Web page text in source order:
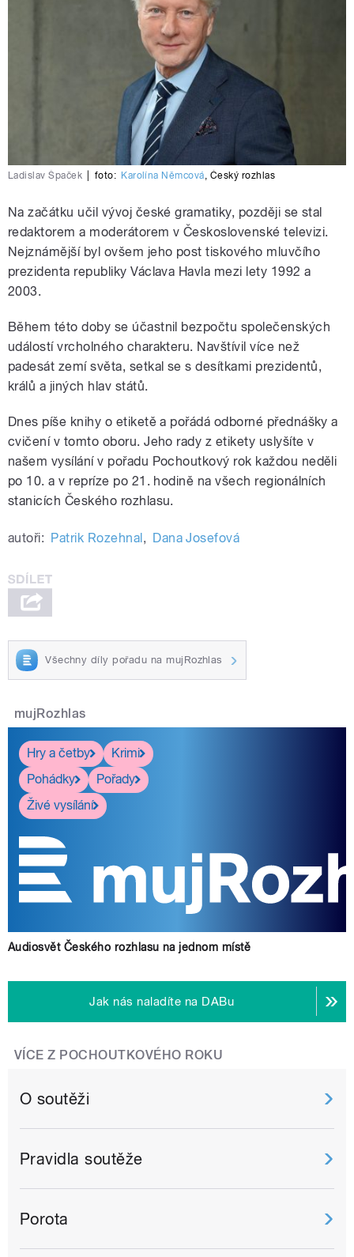
Ladislav Špaček foto: Karolína Němcová, Český rozhlas
Na začátku učil vývoj české gramatiky, později se stal
redaktorem a moderátorem v Československé televizi.
Nejznámější byl ovšem jeho post tiskového mluvčího
prezidenta republiky Václava Havla mezi lety 1992 a
2003.
Během této doby se účastnil bezpočtu společenských
událostí vrcholného charakteru. Navštívil více než
padesát zemí světa, setkal se s desítkami prezidentů,
králů a jiných hlav států.
Dnes píše knihy o etiketě a pořádá odborné přednášky a
cvičení v tomto oboru. Jeho rady z etikety uslyšíte v
našem vysílání v pořadu Pochoutkový rok každou neděli
po 10. a v repríze po 21. hodině na všech regionálních
stanicích Českého rozhlasu.
autoři: Patrik Rozehnal, Dana Josefová
Všechny díly pořadu na mujRozhlas
mujRozhlas
Hry a četby
Krimi
Pohádky
Pořady
Živé vysílání
Audiosvět Českého rozhlasu na jednom místě
Jak nás naladíte na DABu
VÍCE Z POCHOUTKOVÉHO ROKU
O soutěži
Pravidla soutěže
Porota